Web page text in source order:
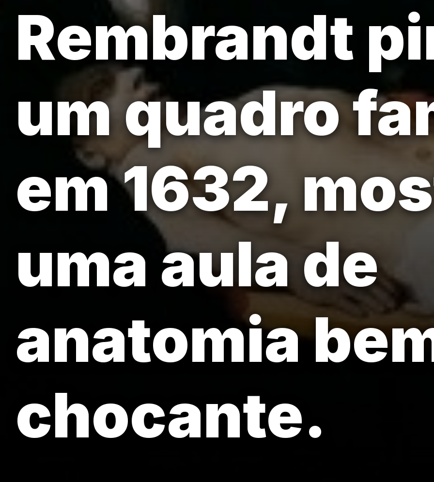
Rembrandt
um quadro
em 1632,
uma aula de
anatomia
chocante.